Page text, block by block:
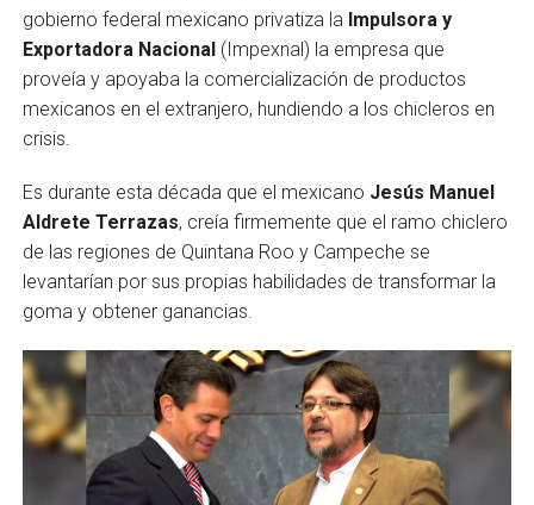
gobierno federal mexicano privatiza la Impulsora y
Exportadora Nacional (Impexnal) la empresa que
proveía y apoyaba la comercializa­ción de productos
mexicanos en el extranjero, hundiendo a los chicleros en
crisis.
Es durante esta década que el mexicano Jesús Manuel
Aldrete Terrazas, creía firmemente que el ramo chiclero
de las regiones de Quintana Roo y Campeche se
levantarían por sus propias habilidades de transformar la
goma y obtener ganancias.